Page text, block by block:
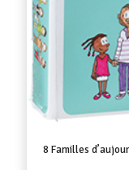
8 Familles